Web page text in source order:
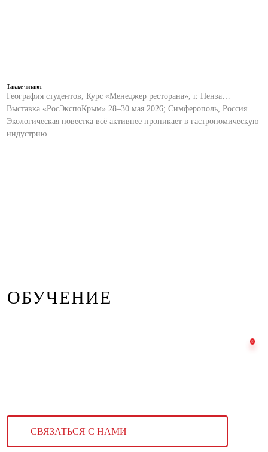
Также читают
География студентов, Курс «Менеджер ресторана», г. Пенза…
Выставка «РосЭкспоКрым» 28–30 мая 2026; Симферополь, Россия…
Экологическая повестка всё активнее проникает в гастрономическую
индустрию….
ОБУЧЕНИЕ
СВЯЗАТЬСЯ С НАМИ